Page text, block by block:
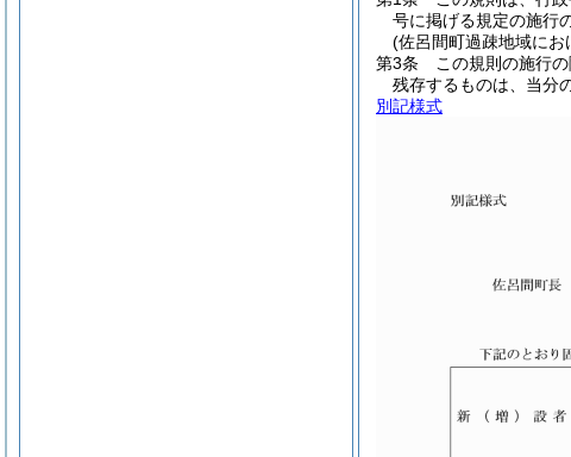
号に掲げる規定の施行
(佐呂間町過疎地域に
第3条
この規則の施行
残存するものは、当分
別記様式